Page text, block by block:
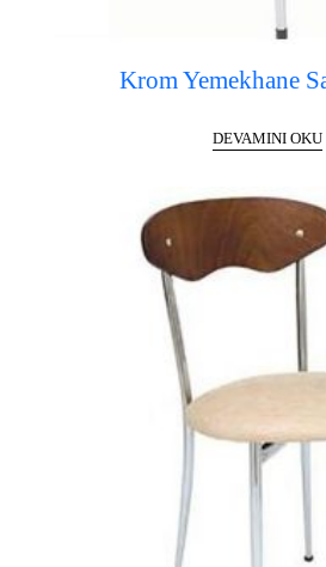
Krom Yemekhane
DEVAMINI OKU